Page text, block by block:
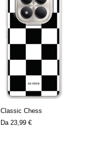
Classic Chess
Da 23,99 €